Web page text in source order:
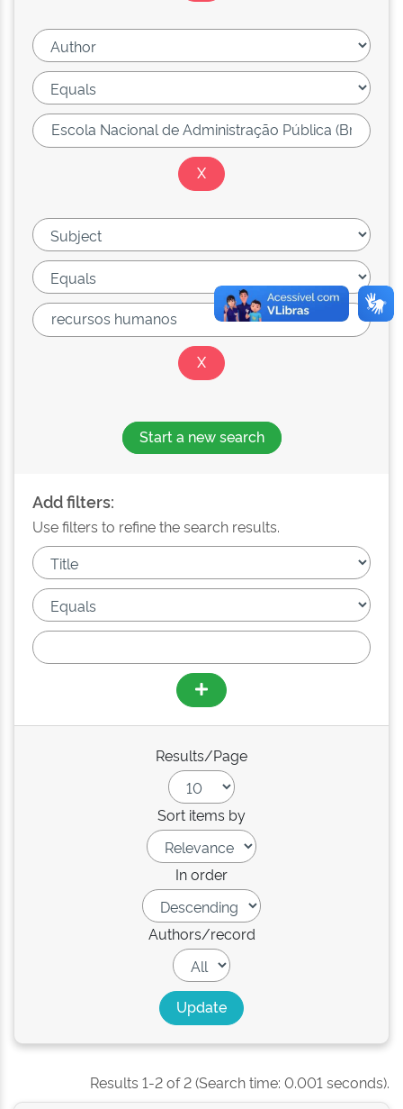
Start a new search
Add filters:
Use filters to refine the search results.
Results/Page
Sort items by
In order
Authors/record
Results 1-2 of 2 (Search time: 0.001 seconds).